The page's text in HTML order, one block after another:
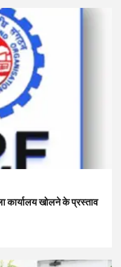
कार्यालय खोलने के प्रस्ताव